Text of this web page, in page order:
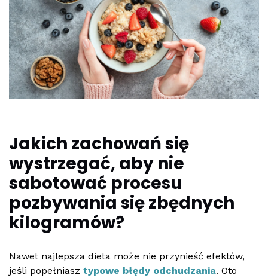
Jakich zachowań się
wystrzegać, aby nie
sabotować procesu
pozbywania się zbędnych
kilogramów?
Nawet najlepsza dieta może nie przynieść efektów,
jeśli popełniasz typowe błędy odchudzania. Oto